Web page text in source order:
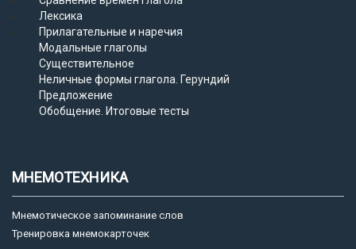
Лексика
Прилагательные и наречия
Модальные глаголы
Существительное
Неличные формы глагола. Герундий
Предложение
Обобщение. Итоговые тесты
МНЕМОТЕХНИКА
Мнемотическое запоминание слов
Тренировка мнемокарточек